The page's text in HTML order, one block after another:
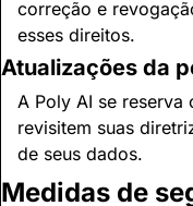
correção e
esses direitos.
Atualizações da
A Poly AI se
revisitem suas
de seus dados.
Medidas de